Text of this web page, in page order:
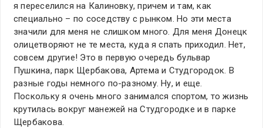
я переселился на Калиновку, причем и там, как
специально – по соседству с рынком. Но эти места
значили для меня не слишком много. Для меня Донецк
олицетворяют не те места, куда я спать приходил. Нет,
совсем другие! Это в первую очередь бульвар
Пушкина, парк Щербакова, Артема и Студгородок. В
разные годы немного по-разному. Ну, и еще.
Поскольку я очень много занимался спортом, то жизнь
крутилась вокруг манежей на Студгородке и в парке
Щербакова.